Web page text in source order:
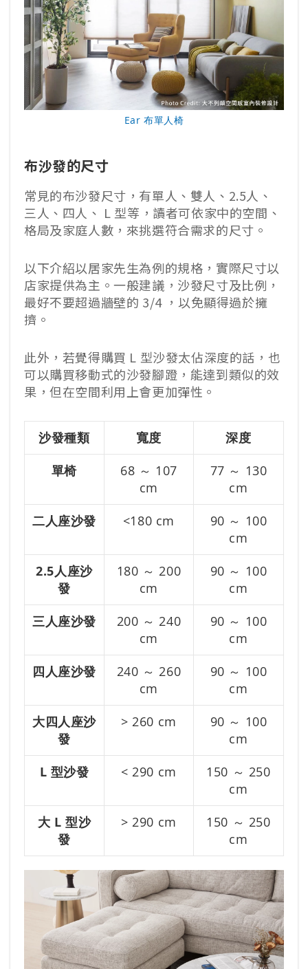
Ear 布單人椅
布沙發的尺寸
常見的布沙發尺寸，有單人、雙人、2.5人、
三人、四人、 L 型等，讀者可依家中的空間、
格局及家庭人數，來挑選符合需求的尺寸。
以下介紹以居家先生為例的規格，實際尺寸以
店家提供為主。一般建議，沙發尺寸及比例，
最好不要超過牆壁的 3/4 ，以免顯得過於擁
擠。
此外，若覺得購買 L 型沙發太佔深度的話，也
可以購買移動式的沙發腳蹬，能達到類似的效
果，但在空間利用上會更加彈性。
沙發種類 寬度
深度
單椅
68 ～ 107
cm
77 ～ 130
cm
二人座沙發 <180 cm
90 ～ 100
cm
2.5人座沙
發
180 ～ 200
cm
90 ～ 100
cm
三人座沙發
200 ～ 240
cm
90 ～ 100
cm
四人座沙發
240 ～ 260
cm
90 ～ 100
cm
大四人座沙
發
> 260 cm
90 ～ 100
cm
L 型沙發 < 290 cm
150 ～ 250
cm
大 L 型沙
發
> 290 cm
150 ～ 250
cm